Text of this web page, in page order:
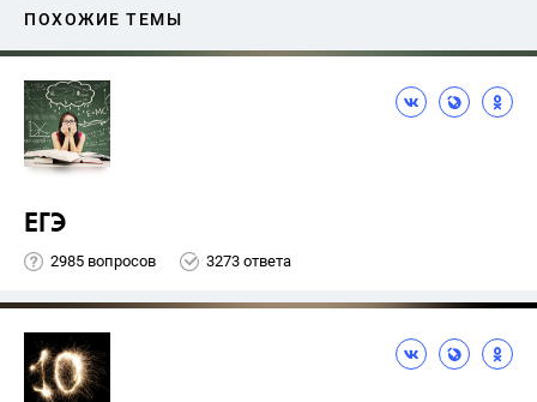
ПОХОЖИЕ ТЕМЫ
ЕГЭ
2985 вопросов 3273 ответа